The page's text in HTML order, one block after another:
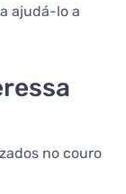
ajudá-lo a
no couro